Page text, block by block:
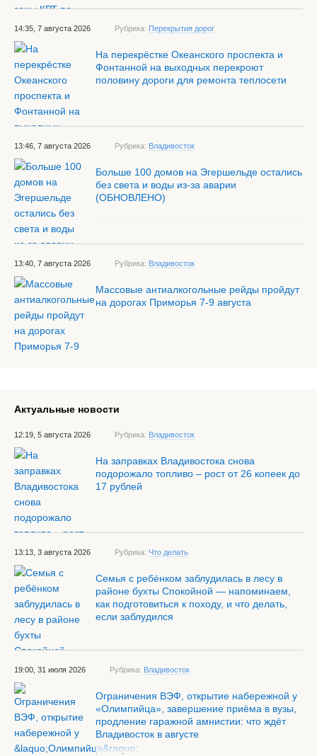
14:35, 7 августа 2026 Рубрика: Перекрытия дорог
На перекрёстке Океанского проспекта и
Фонтанной на выходных перекроют
половину дороги для ремонта теплосети
13:46, 7 августа 2026 Рубрика: Владивосток
Больше 100 домов на Эгершельде остались
без света и воды из-за аварии
(ОБНОВЛЕНО)
13:40, 7 августа 2026 Рубрика: Владивосток
Массовые антиалкогольные рейды пройдут
на дорогах Приморья 7-9 августа
Актуальные новости
12:19, 5 августа 2026 Рубрика: Владивосток
На заправках Владивостока снова
подорожало топливо – рост от 26 копеек до
17 рублей
13:13, 3 августа 2026 Рубрика: Что делать
Семья с ребёнком заблудилась в лесу в
районе бухты Спокойной — напоминаем,
как подготовиться к походу, и что делать,
если заблудился
19:00, 31 июля 2026 Рубрика: Владивосток
Ограничения ВЭФ, открытие набережной у
«Олимпийца», завершение приёма в вузы,
продление гаражной амнистии: что ждёт
Владивосток в августе